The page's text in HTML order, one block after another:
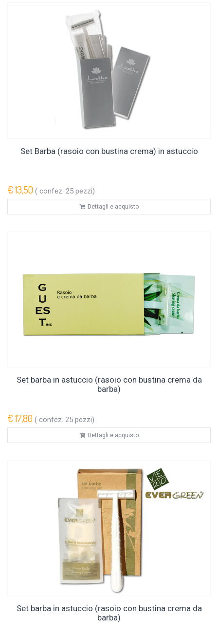
Set Barba (rasoio con bustina crema) in astuccio
€ 13,50 ( confez. 25 pezzi)
Dettagli e acquisto
Set barba in astuccio (rasoio con bustina crema da
barba)
€ 17,80 ( confez. 25 pezzi)
Dettagli e acquisto
Set barba in astuccio (rasoio con bustina crema da
barba)